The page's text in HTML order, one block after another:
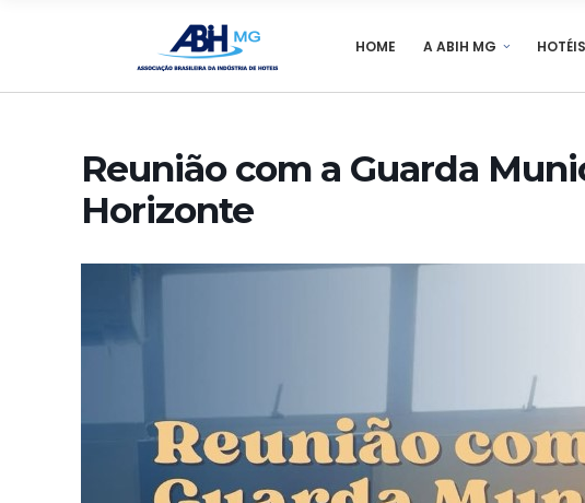
HOME A ABIH MG
Reunião com a Guarda
Horizonte